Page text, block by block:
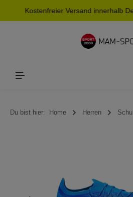
springen
Kostenfreier Versand innerhalb
Du bist hier: Home Herren